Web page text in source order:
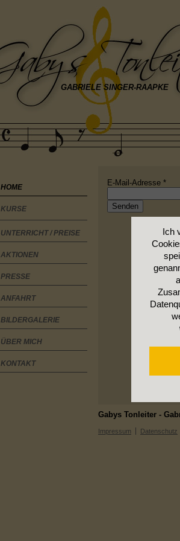
GABRIELE SINGER-RAAPKE
HOME
KURSE
UNTERRICHT / PREISE
AKTIONEN
PRESSE
ANFAHRT
BILDERGALERIE
ÜBER MICH
KONTAKT
E-Mail-Adresse *
Senden
Gabys Tonleiter -
Impressum Datenschutz
Ich